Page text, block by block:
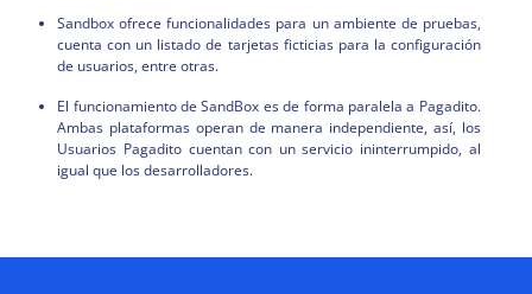
Sandbox ofrece funcionalidades para un ambiente de pruebas,
cuenta con un listado de tarjetas ficticias para la configuración
de usuarios, entre otras.
El funcionamiento de SandBox es de forma paralela a Pagadito.
Ambas plataformas operan de manera independiente, así, los
Usuarios Pagadito cuentan con un servicio ininterrumpido, al
igual que los desarrolladores.